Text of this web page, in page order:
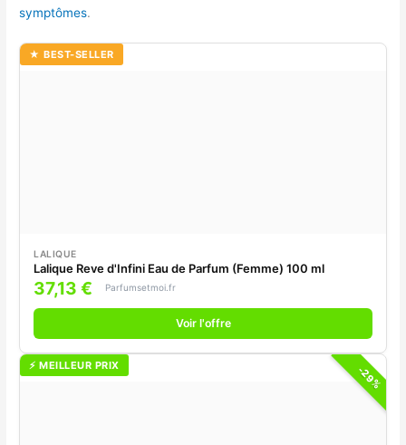
symptômes.
★ BEST-SELLER
LALIQUE
Lalique Rеve d'Infini Eau de Parfum (Femme) 100 ml
37,13 € Parfumsetmoi.fr
Voir l'offre
-29%
⚡ MEILLEUR PRIX